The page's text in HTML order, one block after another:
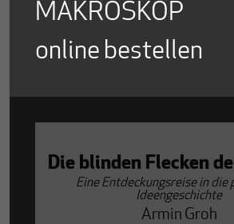
MAKROSKOP
online bestellen
Eine Entdeckungsreise in die
Ideengeschichte
Armin Groh